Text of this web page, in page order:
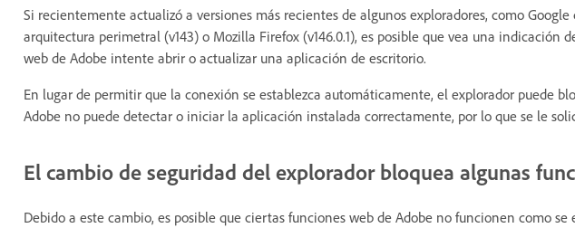
Si recientemente actualizó a versiones más recientes de algunos exploradores, como Google
arquitectura perimetral (v143) o Mozilla Firefox (v146.0.1), es posible que vea una indicación
web de Adobe intente abrir o actualizar una aplicación de escritorio.
En lugar de permitir que la conexión se establezca automáticamente, el explorador puede
Adobe no puede detectar o iniciar la aplicación instalada correctamente, por lo que se le
El cambio de seguridad del explorador bloquea algunas
Debido a este cambio, es posible que ciertas funciones web de Adobe no funcionen como se